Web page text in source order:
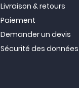
Livraison & retours
Paiement
Demander un devis
Sécurité des données